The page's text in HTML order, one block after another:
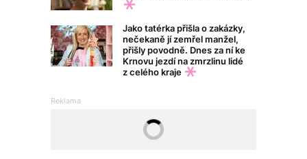
Jako tatérka přišla o zakázky,
nečekaně jí zemřel manžel,
přišly povodně. Dnes za ní ke
Krnovu jezdí na zmrzlinu lidé
z celého kraje